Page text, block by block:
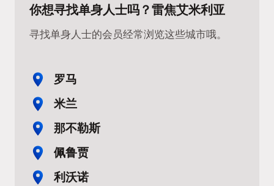
你想寻找单身人士吗？雷焦艾米利亚
寻找单身人士的会员经常浏览这些城市哦。
罗马
米兰
那不勒斯
佩鲁贾
利沃诺